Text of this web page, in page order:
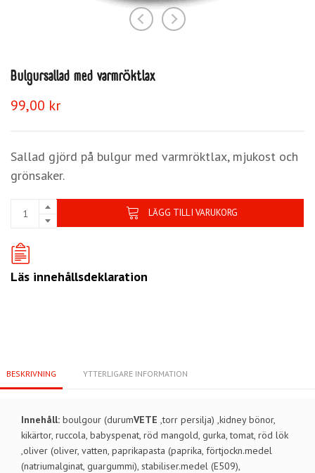
Bulgursallad med varmröktlax
99,00 kr
Sallad gjörd på bulgur med varmröktlax, mjukost och
grönsaker.
LÄGG TILL I VARUKORG
Läs innehållsdeklaration
BESKRIVNING YTTERLIGARE INFORMATION
Innehåll: boulgour (durumVETE ,torr persilja) ,kidney bönor,
kikärtor, ruccola, babyspenat, röd mangold, gurka, tomat, röd lök
,oliver (oliver, vatten, paprikapasta (paprika, förtjockn.medel
(natriumalginat, guargummi), stabiliser.medel (E509),